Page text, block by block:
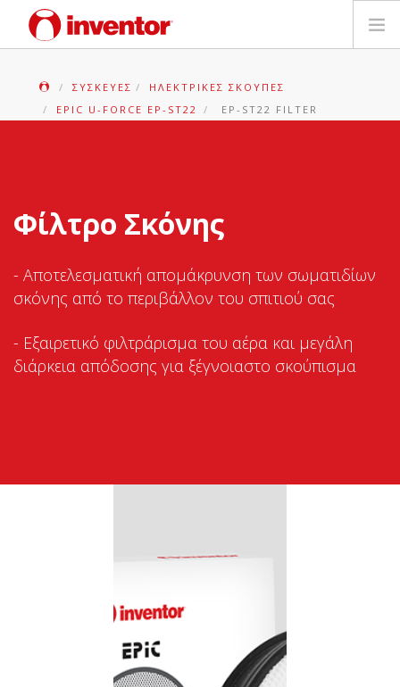
ΕΓΓΥΗΣΗ
Αρχεία και Υποστήριξη
Δίκτυο Καταστημάτων
Επικοινωνία
ΣΥΣΚΕΥΈΣ
ΗΛΕΚΤΡΙΚΈΣ ΣΚΟΎΠΕΣ
EPIC U-FORCE EP-ST22
EP-ST22 FILTER
Φίλτρο Σκόνης
- Αποτελεσματική απομάκρυνση των σωματιδίων
σκόνης από το περιβάλλον του σπιτιού σας
- Εξαιρετικό φιλτράρισμα του αέρα και μεγάλη
διάρκεια απόδοσης για ξέγνοιαστο σκούπισμα